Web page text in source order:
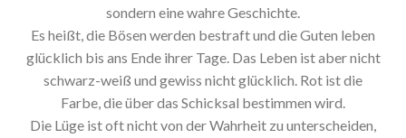
sondern eine wahre Geschichte.
Es heißt, die Bösen werden bestraft und die Guten leben
glücklich bis ans Ende ihrer Tage. Das Leben ist aber nicht
schwarz-weiß und gewiss nicht glücklich. Rot ist die
Farbe, die über das Schicksal bestimmen wird.
Die Lüge ist oft nicht von der Wahrheit zu unterscheiden,